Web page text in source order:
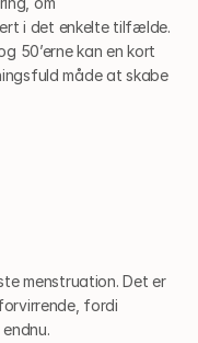
i det enkelte tilfælde.
50’erne kan en kort
måde at skabe
menstruation. Det er
fordi